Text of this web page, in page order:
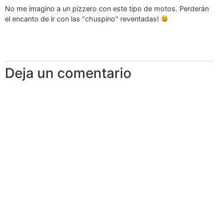
No me imagino a un pizzero con este tipo de motos. Perderán
el encanto de ir con las "chuspino" reventadas!
Deja un comentario